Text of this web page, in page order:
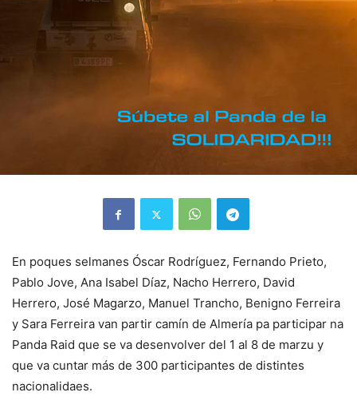
En poques selmanes Óscar Rodríguez, Fernando Prieto,
Pablo Jove, Ana Isabel Díaz, Nacho Herrero, David
Herrero, José Magarzo, Manuel Trancho, Benigno Ferreira
y Sara Ferreira van partir camín de Almería pa participar na
Panda Raid que se va desenvolver del 1 al 8 de marzu y
que va cuntar más de 300 participantes de distintes
nacionalidaes.